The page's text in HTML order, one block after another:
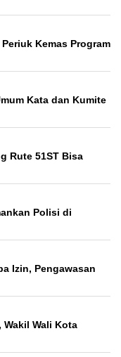
Kemas Program
Kata dan Kumite
Rute 51ST Bisa
Polisi di
Izin, Pengawasan
Wakil Wali Kota